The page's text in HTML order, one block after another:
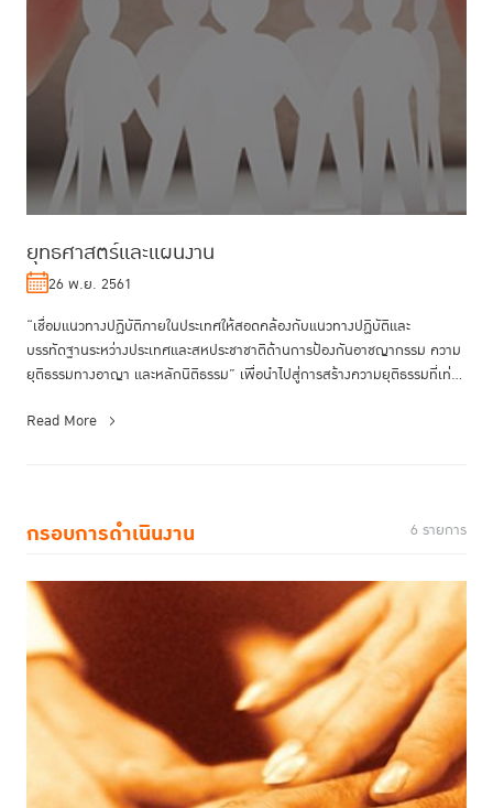
ยุทธศาสตร์และแผนงาน
26 พ.ย. 2561
“เชื่อมแนวทางปฏิบัติภายในประเทศให้สอดคล้องกับแนวทางปฏิบัติและ
บรรทัดฐานระหว่างประเทศและสหประชาชาติด้านการป้องกันอาชญากรรม ความ
ยุติธรรมทางอาญา และหลักนิติธรรม” เพื่อนำไปสู่การสร้างความยุติธรรมที่เท่า
Read More
กรอบการดำเนินงาน 6 รายการ